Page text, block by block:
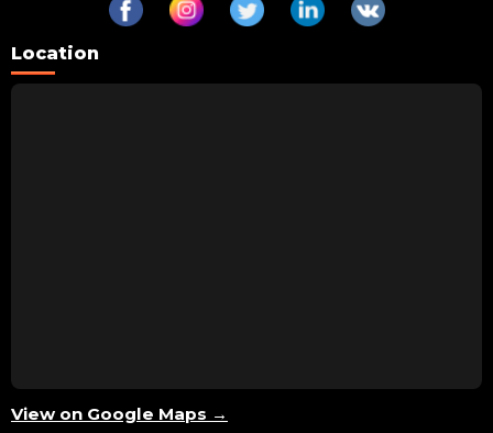
Location
View on Google Maps →